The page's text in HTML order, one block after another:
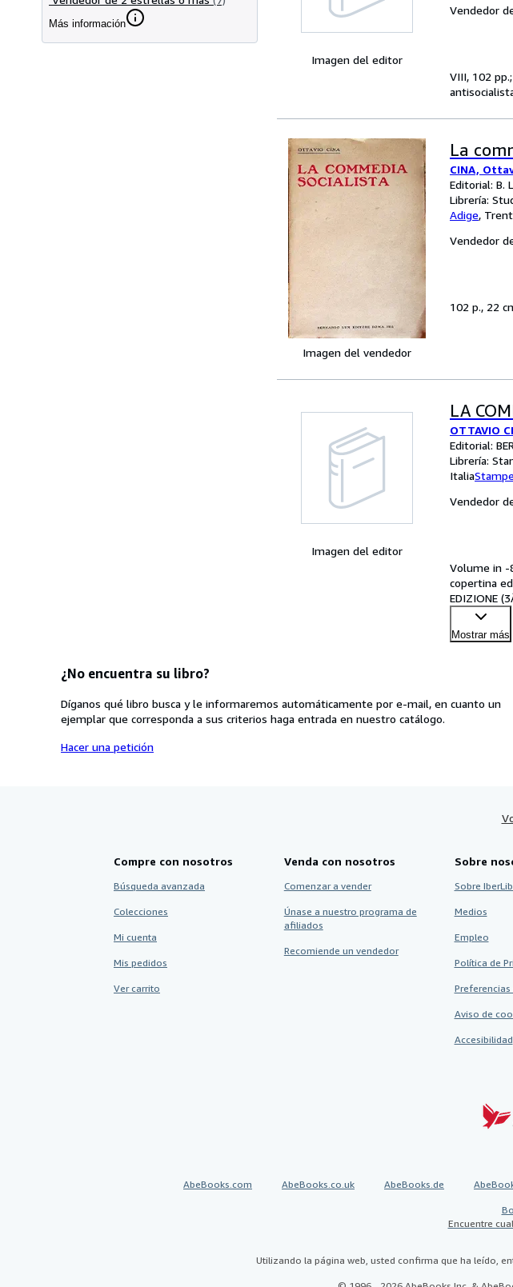
Más información
Imagen del editor
Vendedor
VIII, 102
Imagen del vendedor
La
CINA,
Editorial: B.
Librería:
Adige,
Vendedor
102 p., 22
Imagen del editor
LA
OTTAVIO
Editorial:
Librería:
Italia
Vendedor
Volume in -
copertina
EDIZIONE
Mostrar más
¿No encuentra su libro?
Díganos qué libro busca y le informaremos automáticamente por e-mail, en cuanto un
ejemplar que corresponda a sus criterios haga entrada en nuestro catálogo.
Hacer una petición
Compre con nosotros
Búsqueda avanzada
Colecciones
Mi cuenta
Mis pedidos
Ver carrito
Venda con nosotros
Comenzar a vender
Únase a nuestro programa de
afiliados
Recomiende un vendedor
Sobre
Sobre
Medios
Empleo
Política de
Aviso de
Accesibilidad
AbeBooks.com AbeBooks.co.uk AbeBooks.de
Encuentre
Utilizando la página web, usted confirma que ha leído,